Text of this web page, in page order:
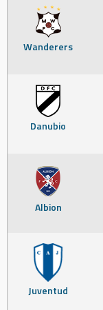
Wanderers
Danubio
Albion
Juventud